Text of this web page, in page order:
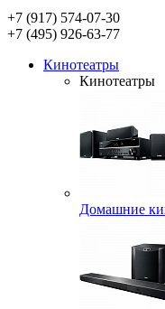
+7 (917) 574-07-30
+7 (495) 926-63-77
Кинотеатры
Кинотеатры
Домашние